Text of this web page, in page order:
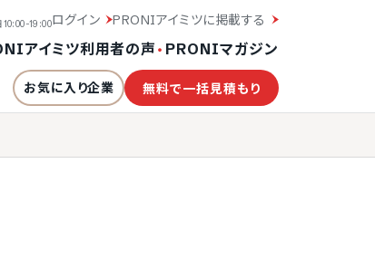
10:00-19:00ログイン PRONIアイミツに掲載する
アイミツ利用者の声・ PRONIマガジン
お気に入り企業 無料で一括見積もり